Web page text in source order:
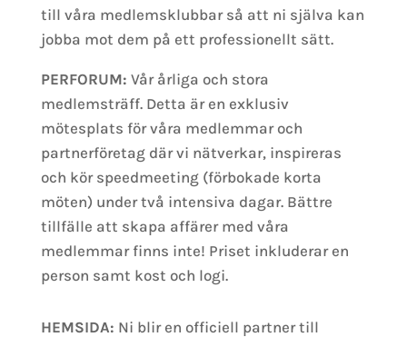
till våra medlemsklubbar så att ni själva kan
jobba mot dem på ett professionellt sätt.
PERFORUM: Vår årliga och stora
medlemsträff. Detta är en exklusiv
mötesplats för våra medlemmar och
partnerföretag där vi nätverkar, inspireras
och kör speedmeeting (förbokade korta
möten) under två intensiva dagar. Bättre
tillfälle att skapa affärer med våra
medlemmar finns inte! Priset inkluderar en
person samt kost och logi.
HEMSIDA: Ni blir en officiell partner till